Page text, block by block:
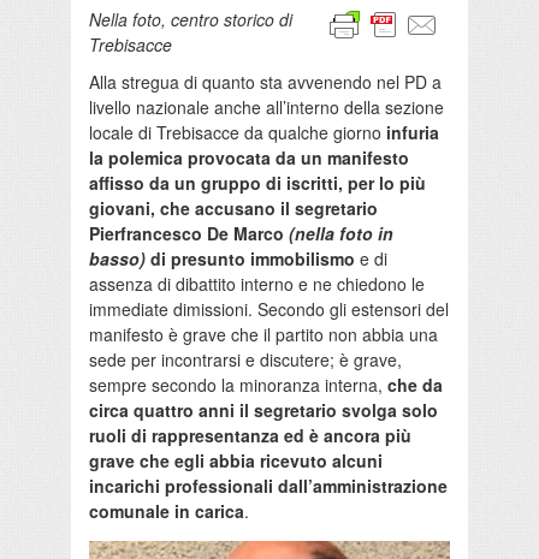
Nella foto, centro storico di
Trebisacce
Alla stregua di quanto sta avvenendo nel PD a
livello nazionale anche all’interno della sezione
locale di Trebisacce da qualche giorno infuria
la polemica provocata da un manifesto
affisso da un gruppo di iscritti, per lo più
giovani, che accusano il segretario
Pierfrancesco De Marco (nella foto in
basso) di presunto immobilismo e di
assenza di dibattito interno e ne chiedono le
immediate dimissioni. Secondo gli estensori del
manifesto è grave che il partito non abbia una
sede per incontrarsi e discutere; è grave,
sempre secondo la minoranza interna, che da
circa quattro anni il segretario svolga solo
ruoli di rappresentanza ed è ancora più
grave che egli abbia ricevuto alcuni
incarichi professionali dall’amministrazione
comunale in carica.